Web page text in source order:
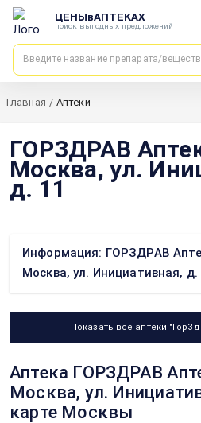
ЦЕНЫвАПТЕКАХ
поиск выгодных предложений
Главная / Аптеки
ГОРЗДРАВ
Москва, ул.
д. 11
Информация: ГОРЗДРАВ
Москва, ул. Инициативная, д.
Показать все аптеки
Аптека ГОРЗДРАВ
Москва, ул.
карте Москвы